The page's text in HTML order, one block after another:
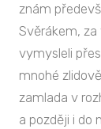
znám
Svěrákem,
vymysleli
mnohé
zamlada v
a později i do